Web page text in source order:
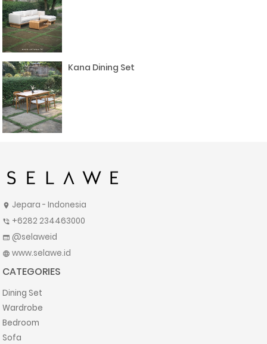
Kana Dining Set
location_on Jepara - Indonesia
phone_in_talk +6282 234463000
web @selaweid
language www.selawe.id
CATEGORIES
Dining Set
Wardrobe
Bedroom
Sofa